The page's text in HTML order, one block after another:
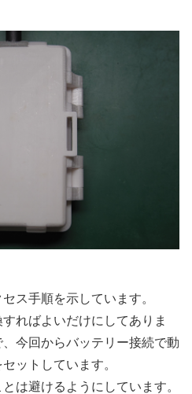
ス手順を示しています。
ればよいだけにしてありま
今回からバッテリー接続で動
ットしています。
は避けるようにしています。